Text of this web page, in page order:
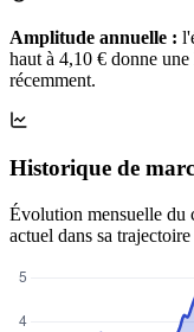
Amplitude annuelle :
haut à 4,10 € donne
récemment.
Historique de
Évolution mensuelle du
actuel dans sa